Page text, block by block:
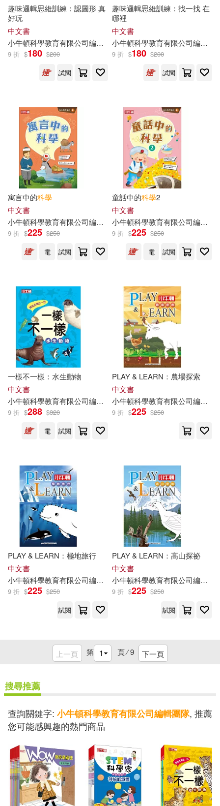
趣味邏輯思維訓練：認圖形 真
好玩
中文書
小牛頓科學教育有限公司編輯 團隊
9 折 $180 $200
試閱
趣味邏輯思維訓練：找一找 在
哪裡
中文書
小牛頓科學教育有限公司編輯
9 折 $180 $200
試閱
寓言中的科學
中文書
小牛頓科學教育有限公司編輯 團隊
9 折 $225 $250
電
試閱
童話中的科學2
中文書
小牛頓科學教育有限公司編輯
9 折 $225 $250
電
試閱
一樣不一樣：水生動物
中文書
小牛頓科學教育有限公司編輯 團隊 廖篤誠 蔣宜庭 邱崇杰
9 折 $288 $320
電
試閱
PLAY & LEARN：農場探索
中文書
小牛頓科學教育有限公司編輯
9 折 $225 $250
PLAY & LEARN：極地旅行
中文書
小牛頓科學教育有限公司編輯 團隊
9 折 $225 $250
試閱
PLAY & LEARN：高山探祕
中文書
小牛頓科學教育有限公司編輯
9 折 $225 $250
試閱
上一頁 第 頁 ⁄9 下一頁
搜尋推薦
查詢關鍵字: 小牛頓科學教育有限公司編輯團隊, 推薦
您可能感興趣的熱門商品